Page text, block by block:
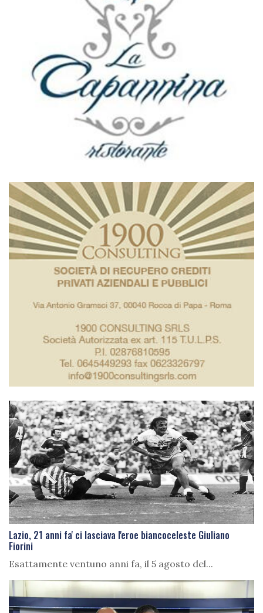
Lazio, 21 anni fa' ci lasciava l'eroe biancoceleste Giuliano
Fiorini
Esattamente ventuno anni fa, il 5 agosto del...